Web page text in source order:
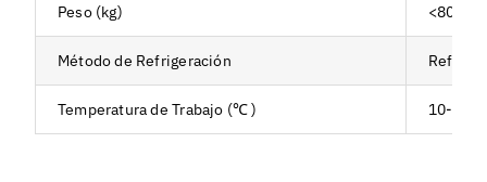
Peso (kg) <80
Método de Refrigeración
Temperatura de Trabajo (℃ ) 10-40